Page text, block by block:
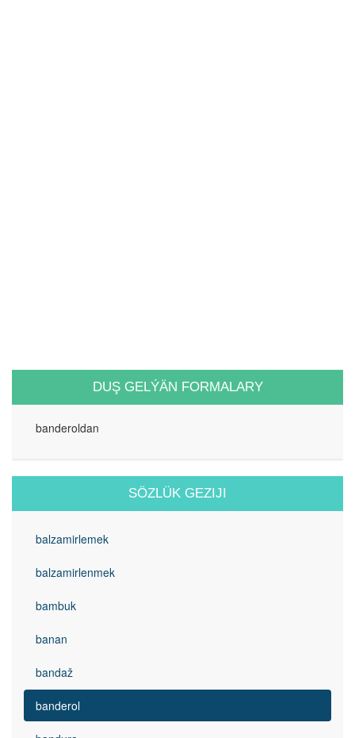
DUŞ GELÝÄN FORMALARY
banderoldan
SÖZLÜK GEZIJI
balzamirlemek
balzamirlenmek
bambuk
banan
bandaž
banderol